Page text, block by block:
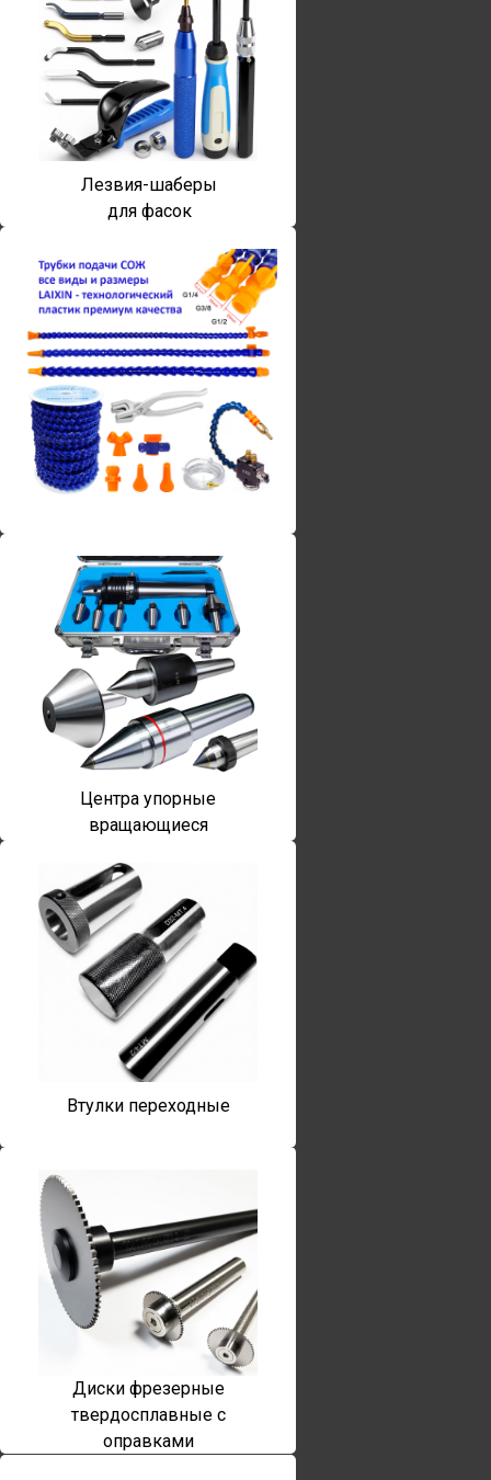
Лезвия-шаберы
для фасок
Винты torx
Центра упорные
вращающиеся
Втулки переходные
Диски фрезерные
твердосплавные с
оправками